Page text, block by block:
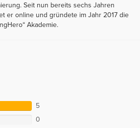
Seit nun bereits sechs Jahren
er online und gründete im Jahr 2017 die
Akademie.
5
0